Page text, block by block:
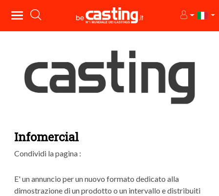
Infomercial
Condividi la pagina :
E' un annuncio per un nuovo formato dedicato alla
dimostrazione di un prodotto o un intervallo e distribuiti